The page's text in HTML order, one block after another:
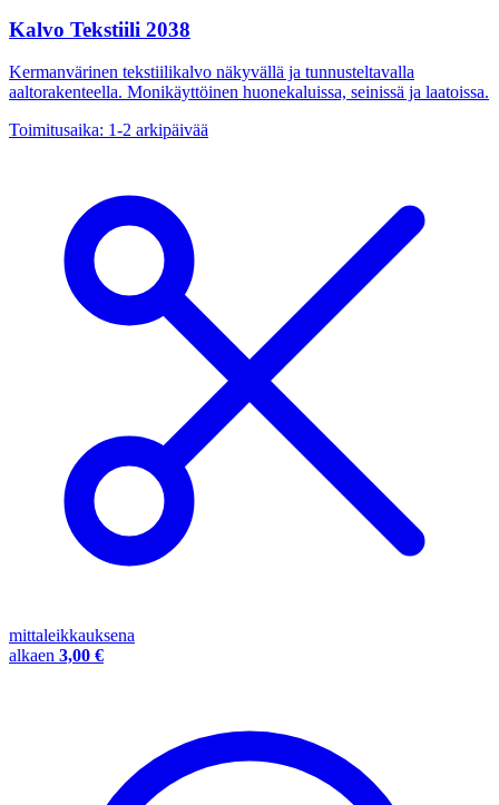
Kalvo Tekstiili 2038
Kermanvärinen tekstiilikalvo näkyvällä ja tunnusteltavalla
aaltorakenteella. Monikäyttöinen huonekaluissa, seinissä ja laatoissa.
Toimitusaika: 1-2 arkipäivää
mittaleikkauksena
alkaen 3,00 €